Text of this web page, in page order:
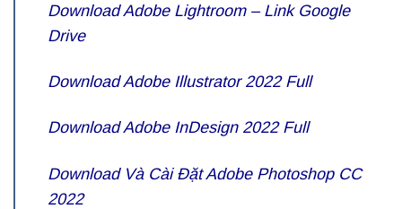
Download Adobe Lightroom – Link Google
Drive
Download Adobe Illustrator 2022 Full
Download Adobe InDesign 2022 Full
Download Và Cài Đặt Adobe Photoshop CC
2022